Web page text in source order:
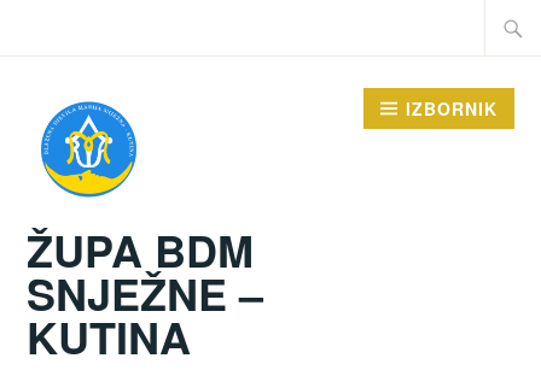
Traži:
ŽUPA BDM
SNJEŽNE –
KUTINA
IZBORNIK